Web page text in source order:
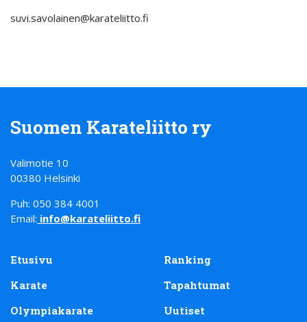
suvi.savolainen@karateliitto.fi
Suomen Karateliitto ry
Valimotie 10
00380 Helsinki
Puh: 050 384 4001
Email: info@karateliitto.fi
Etusivu
Karate
Olympiakarate
Ranking
Tapahtumat
Uutiset